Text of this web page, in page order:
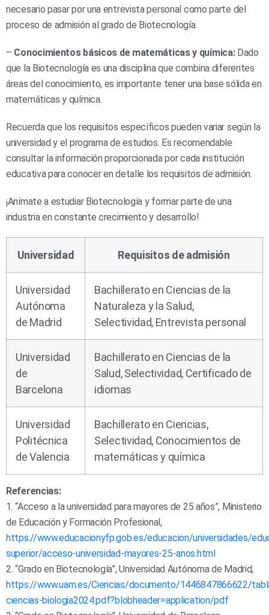
necesario pasar por una entrevista personal como parte del
proceso de admisión al grado de Biotecnología.
– Conocimientos básicos de matemáticas y química:Dado
que la Biotecnología es una disciplina que combina diferentes
áreas del conocimiento, es importante tener una base sólida en
matemáticas y química.
Recuerda que los requisitos específicos pueden variar según la
universidad y el programa de estudios. Es recomendable
consultar la información proporcionada por cada institución
educativa para conocer en detalle los requisitos de admisión.
¡Anímate a estudiar Biotecnología y formar parte de una
industria en constante crecimiento y desarrollo!
Universidad Requisitos de admisión
Universidad
Autónoma
de Madrid
Bachillerato en Ciencias de la
Naturaleza y la Salud,
Selectividad, Entrevista personal
Universidad
de
Barcelona
Bachillerato en Ciencias de la
Salud, Selectividad, Certificado de
idiomas
Universidad
Politécnica
de Valencia
Bachillerato en Ciencias,
Selectividad, Conocimientos de
matemáticas y química
Referencias:
1. “Acceso a la universidad para mayores de 25 años”, Ministerio
de Educación y Formación Profesional,
https://www.educacionyfp.gob.es/educacion/universidades/
superior/acceso-universidad-mayores-25-anos.html
2. “Grado en Biotecnología”, Universidad Autónoma de Madrid,
https://www.uam.es/Ciencias/documento/1446847866622/
ciencias-biologia2024.pdf?blobheader=application/pdf